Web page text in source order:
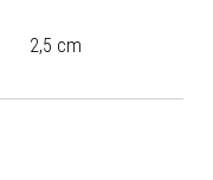
2,5 cm